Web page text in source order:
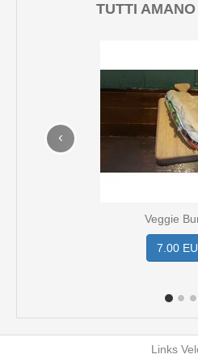
TUTTI
Veggie
7.00
‹
Links